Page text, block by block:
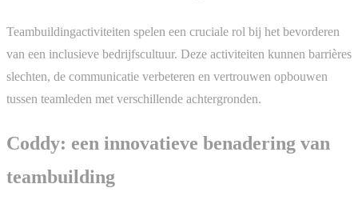
Teambuildingactiviteiten spelen een cruciale rol bij het bevorderen
van een inclusieve bedrijfscultuur. Deze activiteiten kunnen barrières
slechten, de communicatie verbeteren en vertrouwen opbouwen
tussen teamleden met verschillende achtergronden.
Coddy: een innovatieve benadering van
teambuilding